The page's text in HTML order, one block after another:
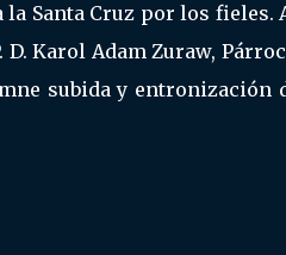
Santa Cruz por los fieles.
Karol Adam Zuraw,
subida y entronización